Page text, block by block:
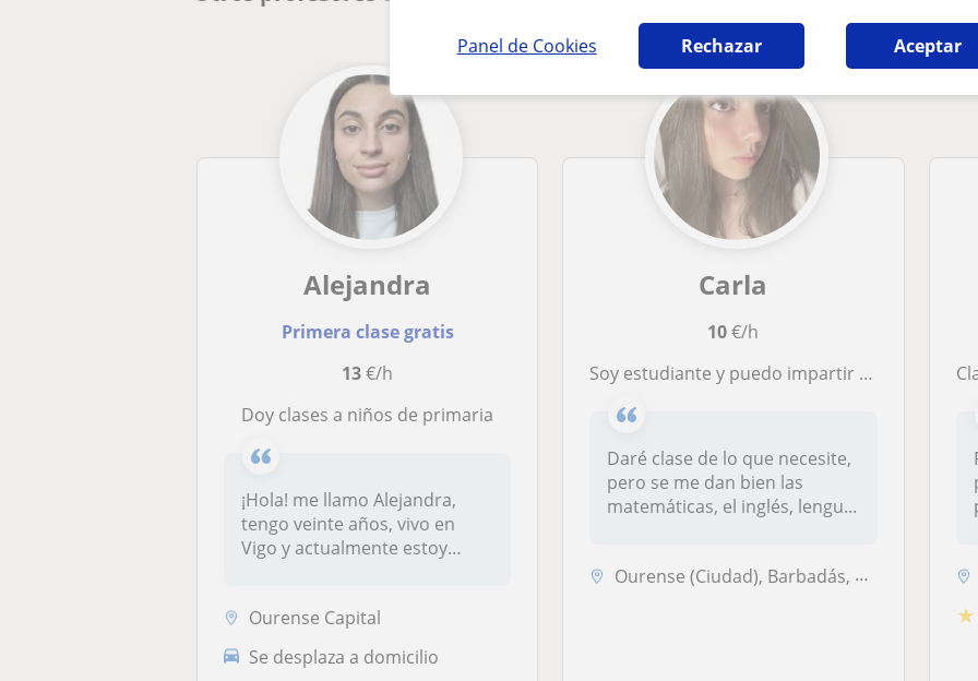
Panel de Cookies Rechazar Aceptar
Alejandra
Primera clase gratis
13€/h
Doy clases a niños de primaria
¡Hola! me llamo Alejandra,
tengo veinte años, vivo en
Vigo y actualmente estoy
Ourense Capital
Se desplaza a domicilio
Carla
10€/h
Soy estudiante y puedo impartir clases a niños de primaria en Ourense.
Daré clase de lo que necesite,
pero se me dan bien las
matemáticas, el inglés, lengu...
Ourense (Ciudad), Barbadás, San Cibrao Das Viñas
★